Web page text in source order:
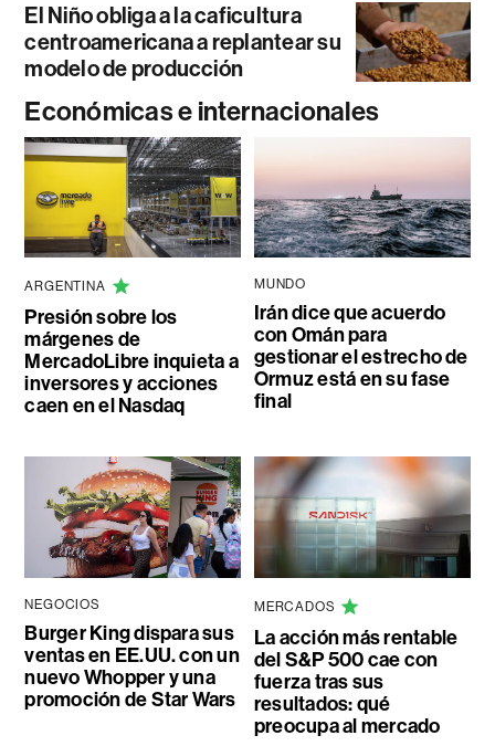
El Niño obliga a la caficultura
centroamericana a replantear su
modelo de producción
Económicas e internacionales
ARGENTINA
Presión sobre los
márgenes de
MercadoLibre inquieta a
inversores y acciones
caen en el Nasdaq
MUNDO
Irán dice que acuerdo
con Omán para
gestionar el estrecho de
Ormuz está en su fase
final
NEGOCIOS
Burger King dispara sus
ventas en EE.UU. con un
nuevo Whopper y una
promoción de Star Wars
MERCADOS
La acción más rentable
del S&P 500 cae con
fuerza tras sus
resultados: qué
preocupa al mercado